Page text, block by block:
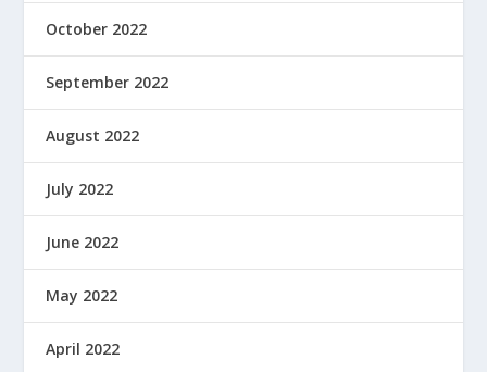
October 2022
September 2022
August 2022
July 2022
June 2022
May 2022
April 2022